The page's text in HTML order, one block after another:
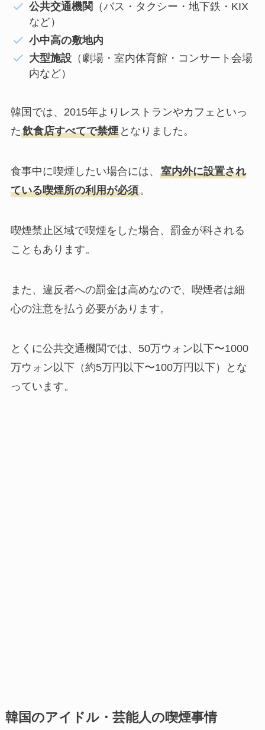
公共交通機関
（バス・タクシー・地下鉄・KIX
など）
小中高の敷地内
大型施設 （劇場・室内体育館・コンサート会場
内など）
韓国では、2015年よりレストランやカフェといっ
た飲食店すべてで禁煙となりました。
食事中に喫煙したい場合には、 室内外に設置され
ている喫煙所の利用が必須。
喫煙禁止区域で喫煙をした場合、罰金が科される
こともあります。
また、違反者への罰金は高めなので、喫煙者は細
心の注意を払う必要があります。
とくに公共交通機関では、50万ウォン以下〜1000
万ウォン以下（約5万円以下〜100万円以下）とな
っています。
韓国のアイドル・芸能人の喫煙事情